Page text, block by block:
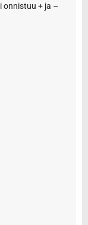
onnistuu + ja –